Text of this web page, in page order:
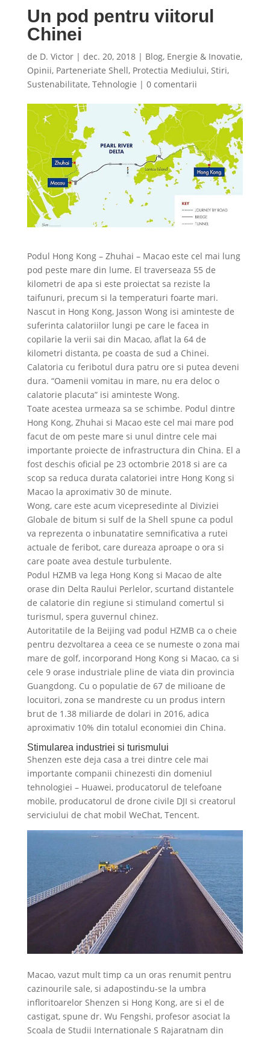
Un pod pentru viitorul
Chinei
de D. Victor| dec. 20, 2018| Blog, Energie & Inovatie,
Opinii, Parteneriate Shell, Protectia Mediului, Stiri,
Sustenabilitate, Tehnologie | 0 comentarii
Podul Hong Kong – Zhuhai – Macao este cel mai lung
pod peste mare din lume. El traverseaza 55 de
kilometri de apa si este proiectat sa reziste la
taifunuri, precum si la temperaturi foarte mari.
Nascut in Hong Kong, Jasson Wong isi aminteste de
suferinta calatoriilor lungi pe care le facea in
copilarie la verii sai din Macao, aflat la 64 de
kilometri distanta, pe coasta de sud a Chinei.
Calatoria cu feribotul dura patru ore si putea deveni
dura. “Oamenii vomitau in mare, nu era deloc o
calatorie placuta” isi aminteste Wong.
Toate acestea urmeaza sa se schimbe. Podul dintre
Hong Kong, Zhuhai si Macao este cel mai mare pod
facut de om peste mare si unul dintre cele mai
importante proiecte de infrastructura din China. El a
fost deschis oficial pe 23 octombrie 2018 si are ca
scop sa reduca durata calatoriei intre Hong Kong si
Macao la aproximativ 30 de minute.
Wong, care este acum vicepresedinte al Diviziei
Globale de bitum si sulf de la Shell spune ca podul
va reprezenta o inbunatatire semnificativa a rutei
actuale de feribot, care dureaza aproape o ora si
care poate avea destule turbulente.
Podul HZMB va lega Hong Kong si Macao de alte
orase din Delta Raului Perlelor, scurtand distantele
de calatorie din regiune si stimuland comertul si
turismul, spera guvernul chinez.
Autoritatile de la Beijing vad podul HZMB ca o cheie
pentru dezvoltarea a ceea ce se numeste o zona mai
mare de golf, incorporand Hong Kong si Macao, ca si
cele 9 orase industriale pline de viata din provincia
Guangdong. Cu o populatie de 67 de milioane de
locuitori, zona se mandreste cu un produs intern
brut de 1.38 miliarde de dolari in 2016, adica
aproximativ 10% din totalul economiei din China.
Stimularea industriei si turismului
Shenzen este deja casa a trei dintre cele mai
importante companii chinezesti din domeniul
tehnologiei – Huawei, producatorul de telefoane
mobile, producatorul de drone civile DJI si creatorul
serviciului de chat mobil WeChat, Tencent.
Macao, vazut mult timp ca un oras renumit pentru
cazinourile sale, si adapostindu-se la umbra
infloritoarelor Shenzen si Hong Kong, are si el de
castigat, spune dr. Wu Fengshi, profesor asociat la
Scoala de Studii Internationale S Rajaratnam din